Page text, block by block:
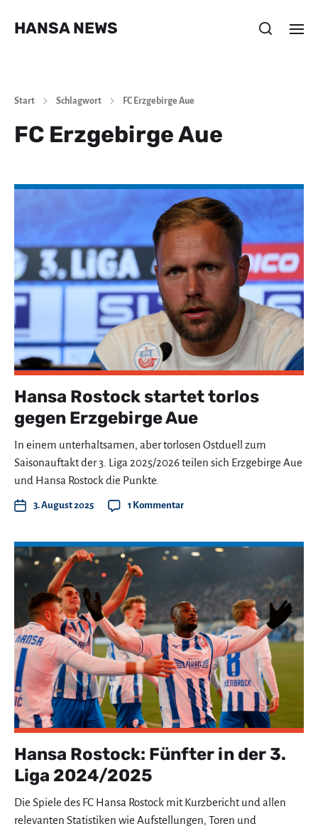
HANSA NEWS
Start Schlagwort FC Erzgebirge Aue
FC Erzgebirge Aue
Hansa Rostock startet torlos
gegen Erzgebirge Aue
In einem unterhaltsamen, aber torlosen Ostduell zum
Saisonauftakt der 3. Liga 2025/2026 teilen sich Erzgebirge Aue
und Hansa Rostock die Punkte.
3. August 2025 1 Kommentar
Hansa Rostock: Fünfter in der 3.
Liga 2024/2025
Die Spiele des FC Hansa Rostock mit Kurzbericht und allen
relevanten Statistiken wie Aufstellungen, Toren und